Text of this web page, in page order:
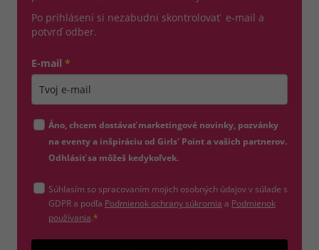
Po prihlásení si nezabudni skontrolovať e-mail a
potvrď odber.
E-mail *
Áno, chcem dostávať marketingové novinky, pozvánky
na eventy a inšpiráciu od Girls' Point a vašich partnerov.
Odhlásiť sa môžeš kedykoľvek.
Súhlasím so spracovaním mojich osobných údajov v súlade s
GDPR a podľa Podmienok ochrany súkromia (otvorí sa v novom okne)
a Podmienok
používania(otvorí sa v novom okne)
.*